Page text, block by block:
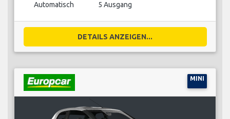
Automatisch 5 Ausgang
DETAILS ANZEIGEN...
MINI